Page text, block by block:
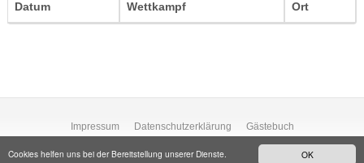
OK
Cookies helfen uns bei der Bereitstellung unserer Dienste.
Datum Wettkampf Ort
Impressum Datenschutzerklärung Gästebuch